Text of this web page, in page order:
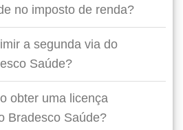
no imposto de renda?
a segunda via do
Saúde?
obter uma licença
Bradesco Saúde?